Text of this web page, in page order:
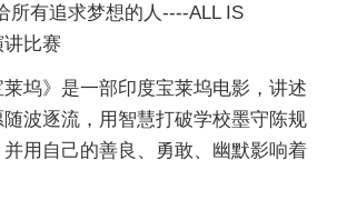
所有追求梦想的人----ALL IS
讲比赛
》是一部印度宝莱坞电影，讲述
波逐流，用智慧打破学校墨守陈规
用自己的善良、勇敢、幽默影响着